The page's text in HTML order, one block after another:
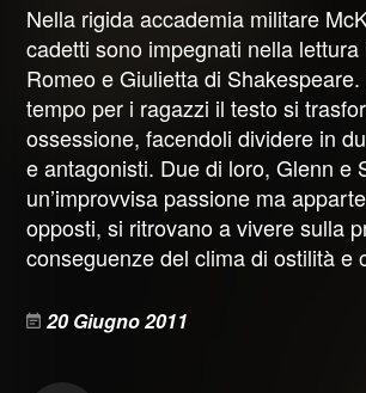
Nella rigida accademia militare
cadetti sono impegnati nella
Romeo e Giulietta di
tempo per i ragazzi il testo si
ossessione, facendoli dividere in
e antagonisti. Due di loro, Glenn e
un’improvvisa passione ma
opposti, si ritrovano a vivere sulla
conseguenze del clima di ostilità e
20 Giugno 2011